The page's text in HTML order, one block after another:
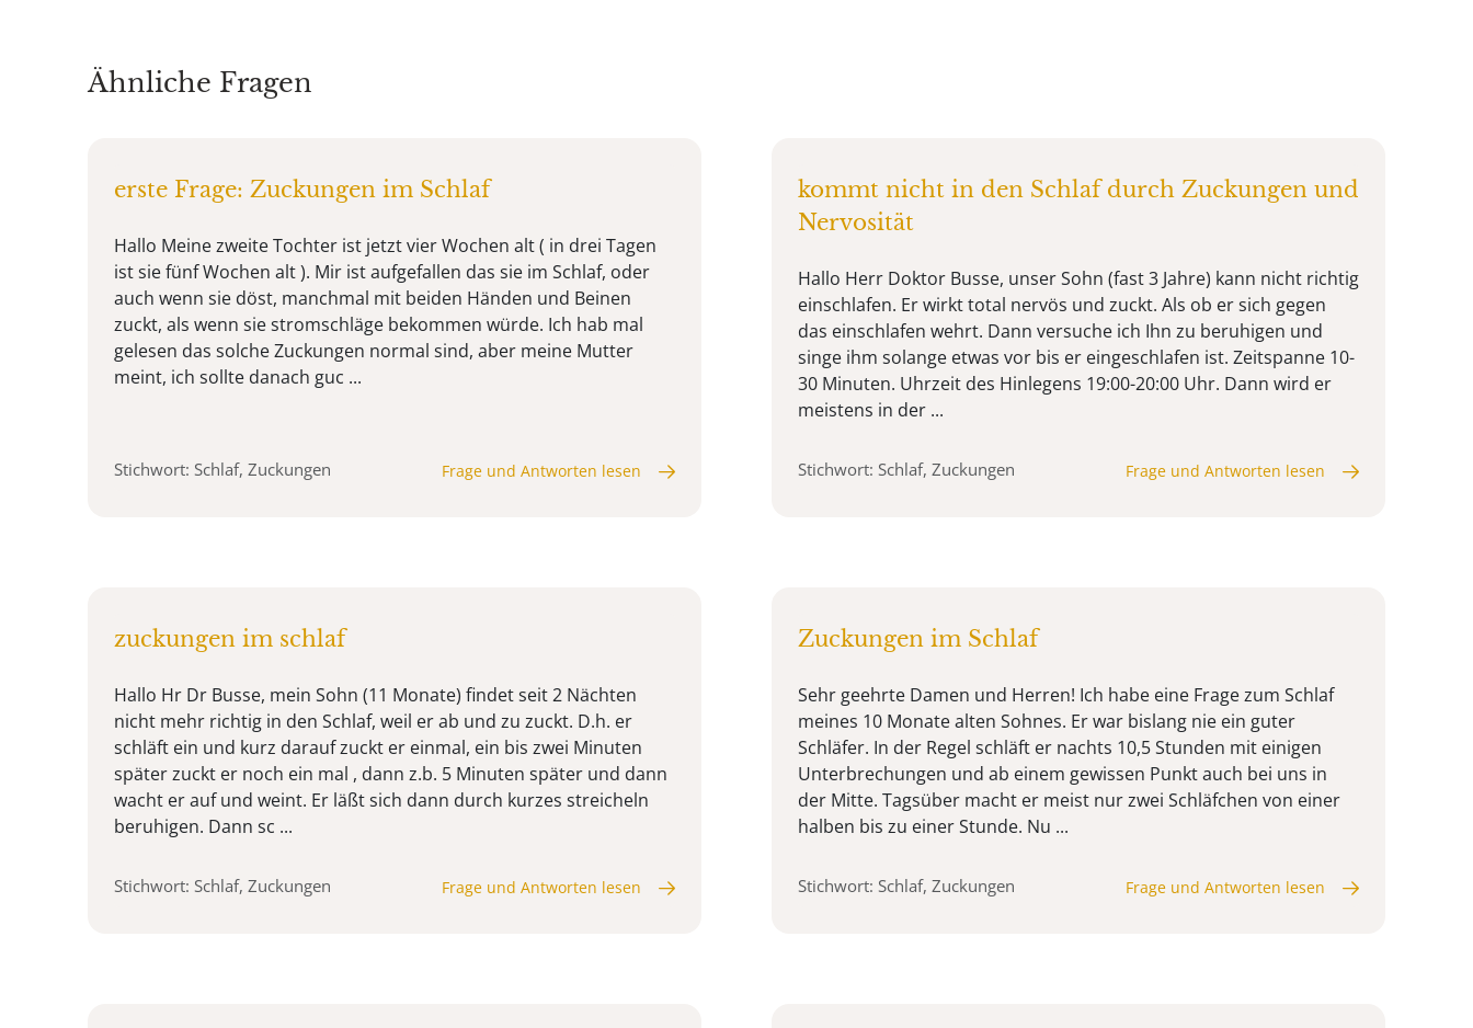
Ähnliche Fragen
erste Frage: Zuckungen im Schlaf
Hallo Meine zweite Tochter ist jetzt vier Wochen alt ( in drei Tagen
ist sie fünf Wochen alt ). Mir ist aufgefallen das sie im Schlaf, oder
auch wenn sie döst, manchmal mit beiden Händen und Beinen
zuckt, als wenn sie stromschläge bekommen würde. Ich hab mal
gelesen das solche Zuckungen normal sind, aber meine Mutter
meint, ich sollte danach guc ...
Stichwort: Schlaf, Zuckungen Frage und Antworten lesen
kommt nicht in den Schlaf durch Zuckungen und
Nervosität
Hallo Herr Doktor Busse, unser Sohn (fast 3 Jahre) kann nicht richtig
einschlafen. Er wirkt total nervös und zuckt. Als ob er sich gegen
das einschlafen wehrt. Dann versuche ich Ihn zu beruhigen und
singe ihm solange etwas vor bis er eingeschlafen ist. Zeitspanne 10-
30 Minuten. Uhrzeit des Hinlegens 19:00-20:00 Uhr. Dann wird er
meistens in der ...
Stichwort: Schlaf, Zuckungen Frage und Antworten lesen
zuckungen im schlaf
Hallo Hr Dr Busse, mein Sohn (11 Monate) findet seit 2 Nächten
nicht mehr richtig in den Schlaf, weil er ab und zu zuckt. D.h. er
schläft ein und kurz darauf zuckt er einmal, ein bis zwei Minuten
später zuckt er noch ein mal , dann z.b. 5 Minuten später und dann
wacht er auf und weint. Er läßt sich dann durch kurzes streicheln
beruhigen. Dann sc ...
Stichwort: Schlaf, Zuckungen Frage und Antworten lesen
Zuckungen im Schlaf
Sehr geehrte Damen und Herren! Ich habe eine Frage zum Schlaf
meines 10 Monate alten Sohnes. Er war bislang nie ein guter
Schläfer. In der Regel schläft er nachts 10,5 Stunden mit einigen
Unterbrechungen und ab einem gewissen Punkt auch bei uns in
der Mitte. Tagsüber macht er meist nur zwei Schläfchen von einer
halben bis zu einer Stunde. Nu ...
Stichwort: Schlaf, Zuckungen Frage und Antworten lesen